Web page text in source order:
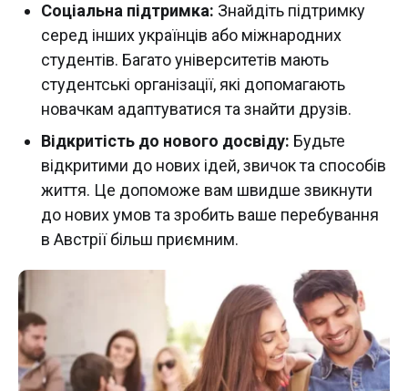
Соціальна підтримка: Знайдіть підтримку
серед інших українців або міжнародних
студентів. Багато університетів мають
студентські організації, які допомагають
новачкам адаптуватися та знайти друзів.
Відкритість до нового досвіду: Будьте
відкритими до нових ідей, звичок та способів
життя. Це допоможе вам швидше звикнути
до нових умов та зробить ваше перебування
в Австрії більш приємним.